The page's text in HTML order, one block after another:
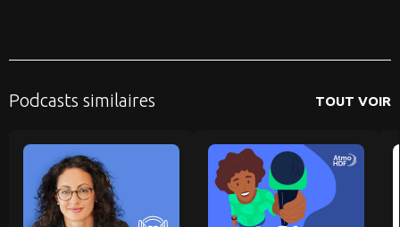
Podcasts similaires TOUT VOIR